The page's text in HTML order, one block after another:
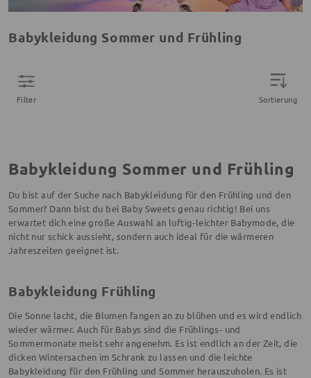
Babykleidung Sommer und Frühling
Filter Sortierung
Babykleidung Sommer und Frühling
Du bist auf der Suche nach Babykleidung für den Frühling und den
Sommer? Dann bist du bei Baby Sweets genau richtig! Bei uns
erwartet dich eine große Auswahl an luftig-leichter Babymode, die
nicht nur schick aussieht, sondern auch ideal für die wärmeren
Jahreszeiten geeignet ist.
Babykleidung Frühling
Die Sonne lacht, die Blumen fangen an zu blühen und es wird endlich
wieder wärmer. Auch für Babys sind die Frühlings- und
Sommermonate meist sehr angenehm. Es ist endlich an der Zeit, die
dicken Wintersachen im Schrank zu lassen und die leichte
Babykleidung für den Frühling und Sommer herauszuholen. Es ist